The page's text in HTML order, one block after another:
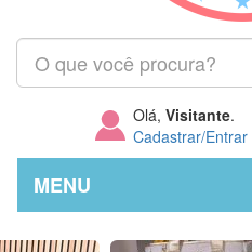
Olá, Visitante.
Cadastrar/Entrar
MENU